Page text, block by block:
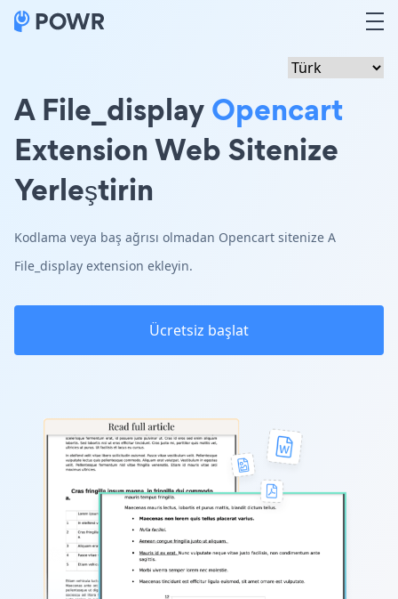
A File_displayOpencart
Extension Web Sitenize
Yerleştirin
Kodlama veya baş ağrısı olmadan Opencart sitenize A
File_display extension ekleyin.
Ücretsiz başlat